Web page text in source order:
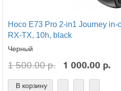
Hoco E73 Pro 2-in1 Journey in-
RX-TX, 10h, black
Черный
1 500.00 р. 1 000.00 р.
В корзину